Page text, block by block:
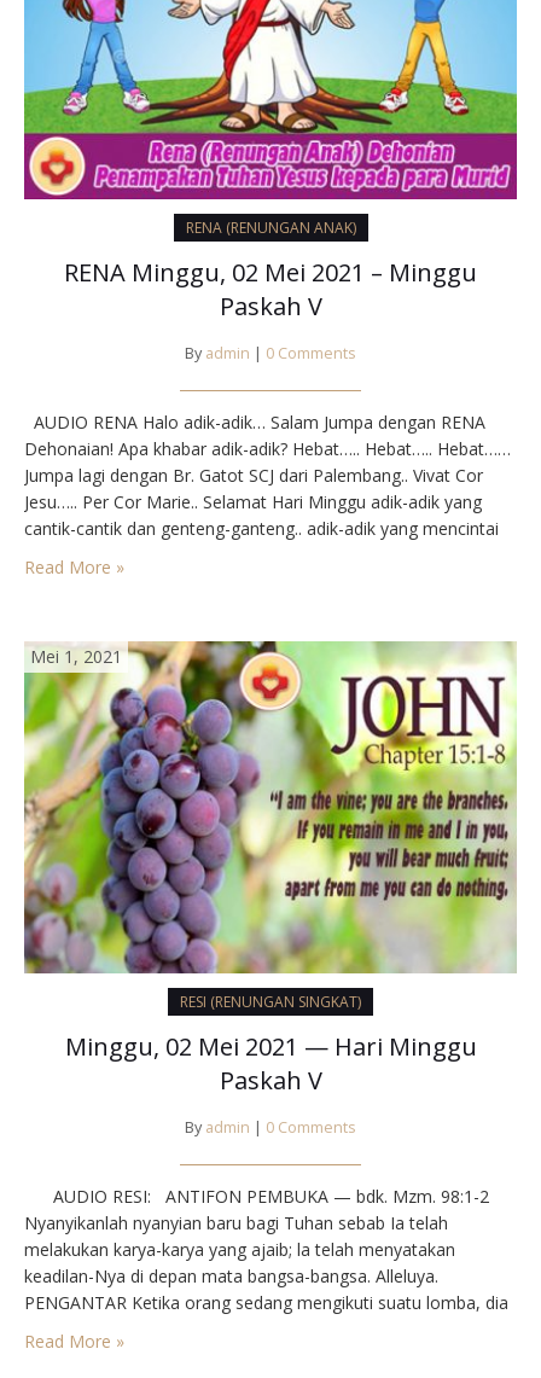
RENA (RENUNGAN ANAK)
RENA Minggu, 02 Mei 2021 – Minggu
Paskah V
By admin | 0 Comments
AUDIO RENA Halo adik-adik… Salam Jumpa dengan RENA
Dehonaian! Apa khabar adik-adik? Hebat….. Hebat….. Hebat……
Jumpa lagi dengan Br. Gatot SCJ dari Palembang.. Vivat Cor
Jesu….. Per Cor Marie.. Selamat Hari Minggu adik-adik yang
cantik-cantik dan genteng-ganteng.. adik-adik yang mencintai
yang ke lima. Nah hari ini Tuhan Yesus berkisah tentang pohon
Read More »
Mei 1, 2021
RESI (RENUNGAN SINGKAT)
Minggu, 02 Mei 2021 — Hari Minggu
Paskah V
By admin | 0 Comments
AUDIO RESI: ANTIFON PEMBUKA — bdk. Mzm. 98:1-2⁣⁣⁣
Nyanyikanlah nyanyian baru bagi Tuhan sebab Ia telah
melakukan karya-karya yang ajaib; la telah menyatakan
keadilan-Nya di depan mata bangsa-bangsa. Alleluya.⁣⁣⁣⁣⁣⁣
PENGANTAR⁣⁣⁣ Ketika orang sedang mengikuti suatu lomba, dia
mem butuhkan pula daya dorong, penyemangat dalam
kegiatan itu. Begitu pula bagi mereka yang sedang menempuh
Read More »